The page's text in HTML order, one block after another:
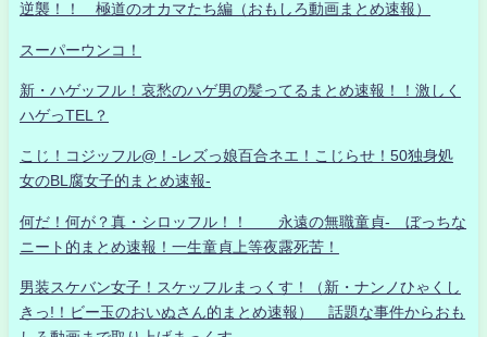
逆襲！！ 極道のオカマたち編（おもしろ動画まとめ速報）
スーパーウンコ！
新・ハゲッフル！哀愁のハゲ男の髪ってるまとめ速報！！激しく
ハゲっTEL？
こじ！コジッフル@！-レズっ娘百合ネエ！こじらせ！50独身処
女のBL腐女子的まとめ速報-
何だ！何が？真・シロッフル！！ 永遠の無職童貞- ぼっちな
ニート的まとめ速報！一生童貞上等夜露死苦！
男装スケバン女子！スケッフルまっくす！（新・ナンノひゃくし
きっ!！ビー玉のおいぬさん的まとめ速報） 話題な事件からおも